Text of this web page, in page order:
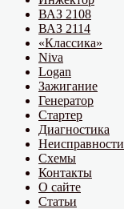
ВАЗ 2108
ВАЗ 2114
«Классика»
Niva
Logan
Зажигание
Генератор
Стартер
Диагностика
Неисправности
Схемы
Контакты
О сайте
Статьи